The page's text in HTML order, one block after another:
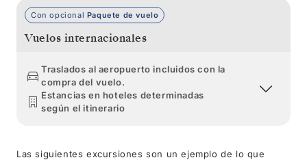
Con opcional Paquete de vuelo
Vuelos internacionales
Traslados al aeropuerto incluidos con la
compra del vuelo.
Estancias en hoteles determinadas
según el itinerario
Las siguientes excursiones son un ejemplo de lo que